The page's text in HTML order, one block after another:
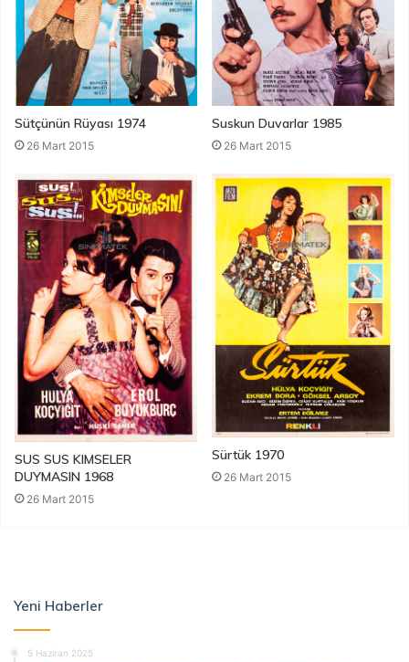
Sütçünün Rüyası 1974
26 Mart 2015
Suskun Duvarlar 1985
26 Mart 2015
SUS SUS KIMSELER
DUYMASIN 1968
26 Mart 2015
Sürtük 1970
26 Mart 2015
Yeni Haberler
5 Haziran 2025